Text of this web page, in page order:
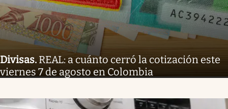
Divisas. REAL: a cuánto cerró la cotización este
viernes 7 de agosto en Colombia